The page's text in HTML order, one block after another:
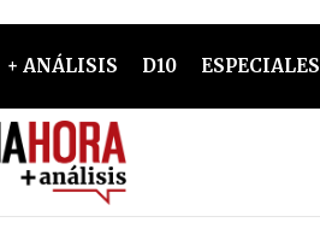
+ ANÁLISIS D10 ESPECIALES